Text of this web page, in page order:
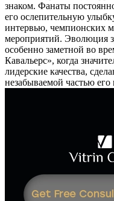
знаком. Фанаты
его ослепительную
интервью, чемпионских
мероприятий. Эволюция
особенно заметной во
Кавальерс», когда
лидерские качества,
незабываемой частью его